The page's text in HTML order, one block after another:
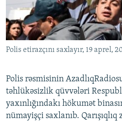
Polis etirazçını saxlayır, 19 aprel,
Polis rəsmisinin
təhlükəsizlik qüvvələri
yaxınlığındakı hökumət
nümayişçi saxlanıb. Qarışıqlıq